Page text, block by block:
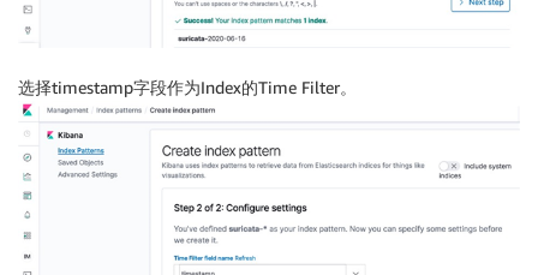
选择timestamp字段作为Index的Time Filter。